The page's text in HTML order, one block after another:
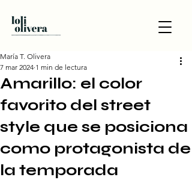
Amarillo: el color
favorito del street
style que se posiciona
como protagonista de
la temporada
María T. Olivera
7 mar 2024 1 min de lectura